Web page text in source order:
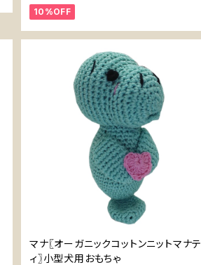
10%OFF
マナ〖オーガニックコットンニットマナテ
ィ〗小型犬用おもちゃ